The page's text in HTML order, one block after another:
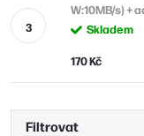
W:10MB/s) +
Skladem
170 Kč
Filtrovat